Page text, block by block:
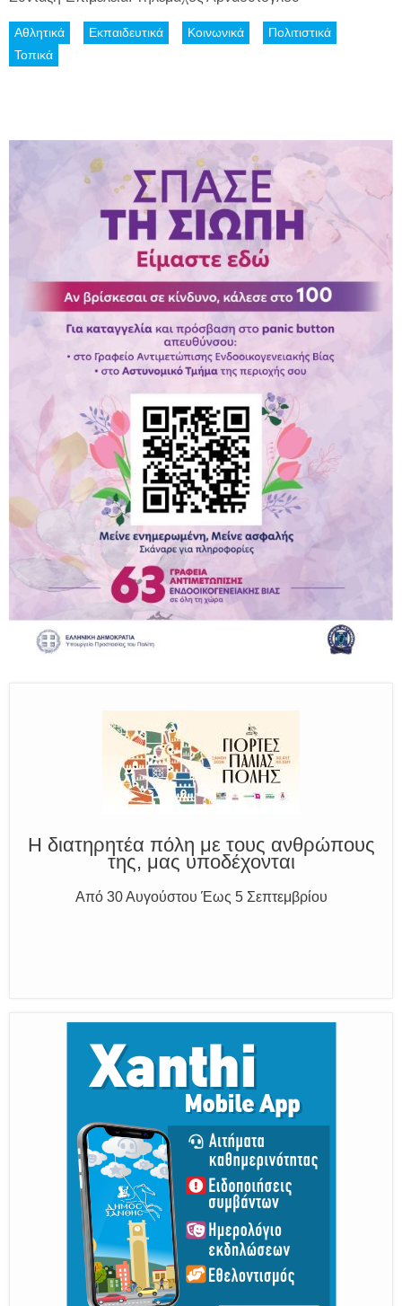
Αθλητικά Εκπαιδευτικά Κοινωνικά
Πολιτιστικά
Τοπικά
Παραμένουμε Προσεκτικοί